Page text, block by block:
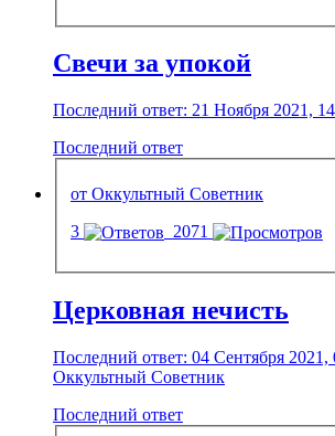
Свечи за упокой
Последний ответ: 21 Ноября 2021,
Последний ответ
от Оккультный Советник
3
2071
Церковная нечисть
Последний ответ: 04 Сентября 2021,
Оккультный Советник
Последний ответ